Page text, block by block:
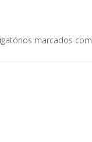
marcados com